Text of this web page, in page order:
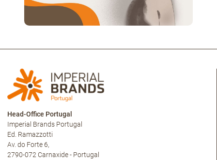
Head-Office Portugal
Imperial Brands Portugal
Ed. Ramazzotti
Av. do Forte 6,
2790-072 Carnaxide - Portugal